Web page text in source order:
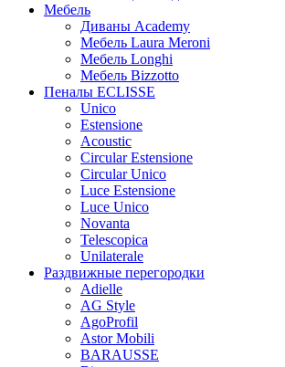
Мебель
Диваны Academy
Мебель Laura Meroni
Мебель Longhi
Мебель Bizzotto
Пеналы ECLISSE
Unico
Estensione
Acoustic
Circular Estensione
Circular Unico
Luce Estensione
Luce Unico
Novanta
Telescopica
Unilaterale
Раздвижные перегородки
Adielle
AG Style
AgoProfil
Astor Mobili
BARAUSSE